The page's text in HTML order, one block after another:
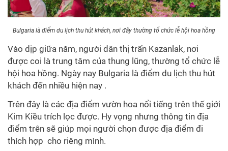
Bulgaria là điểm du lịch thu hút khách, nơi đây thường tổ chức lễ hội hoa hồng
Vào dịp giữa năm, người dân thị trấn Kazanlak, nơi
được coi là trung tâm của thung lũng, thường tổ chức lễ
hội hoa hồng. Ngày nay Bulgaria là điểm du lịch thu hút
khách đến nhiều hiện nay .
Trên đây là các địa điểm vườn hoa nổi tiếng trên thế giới
Kim Kiều trích lọc được. Hy vọng nhưng thông tin địa
điểm trên sẽ giúp mọi người chọn được địa điểm đi
thích hợp cho riêng mình.